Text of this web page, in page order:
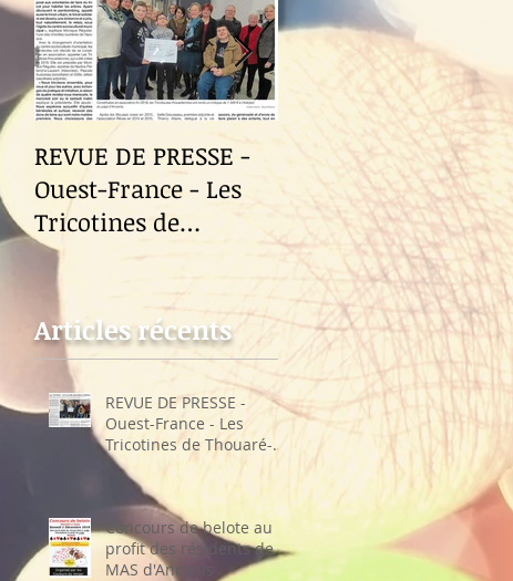
REVUE DE PRESSE -
Ouest-France - Les
Tricotines de
Thouaré-sur-Loire
Revue de Presse -
Ouest-France - Le
Fuilet "Le Festival
choral partage sa
recette"
Articles récents
REVUE DE PRESSE -
Ouest-France - Les
Tricotines de Thouaré-
sur-Loire
Concours de belote au
profit des résidents de la
MAS d'Ancenis